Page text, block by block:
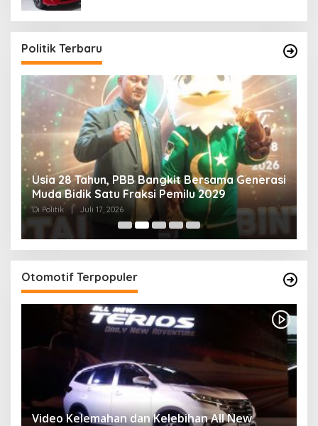
Politik Terbaru
Usia 28 Tahun, PBB Bangkit Bersama Generasi
Muda Bidik Satu Fraksi Pemilu 2029
Di Politik | Juli 17, 2026
Otomotif Terpopuler
Video Kelemahan dan Kelebihan All New